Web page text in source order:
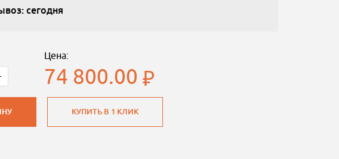
сегодня
Цена:
74 800.00
КУПИТЬ В 1 КЛИК